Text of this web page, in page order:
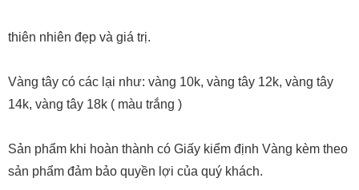
thiên nhiên đẹp và giá trị.
Vàng tây có các lại như: vàng 10k, vàng tây 12k, vàng tây
14k, vàng tây 18k ( màu trắng )
Sản phẩm khi hoàn thành có Giấy kiểm định Vàng kèm theo
sản phẩm đảm bảo quyền lợi của quý khách.